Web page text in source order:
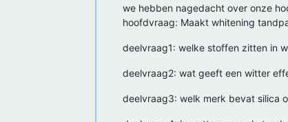
we hebben nagedacht over onze
hoofdvraag: Maakt whitening
deelvraag1: welke stoffen zitten in
deelvraag2: wat geeft een witter
deelvraag3: welk merk bevat silica